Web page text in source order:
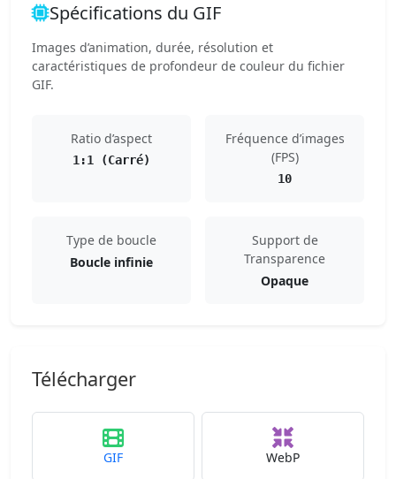
Spécifications du GIF
Images d’animation, durée, résolution et
caractéristiques de profondeur de couleur du fichier
GIF.
Ratio d’aspect
1:1 (Carré)
Fréquence d’images
(FPS)
10
Type de boucle
Boucle infinie
Support de
Transparence
Opaque
Télécharger
GIF WebP